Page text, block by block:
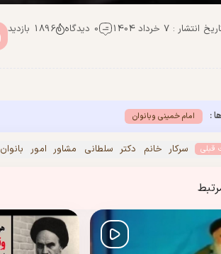
انتشار : 7 خرداد 1404 0 دیدگاه 1896 بازدید
: امام خمینی وبانوان
قبلی
سرکار خانم دکتر سلطانی مشاور امور بانوان